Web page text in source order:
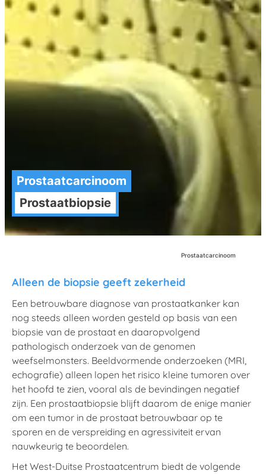
Prostaatcarcinoom
Prostaatbiopsie
Prostaatcarcinoom
Alleen de biopsie geeft zekerheid
Een betrouwbare diagnose van prostaatkanker kan
nog steeds alleen worden gesteld op basis van een
biopsie van de prostaat en daaropvolgend
pathologisch onderzoek van de genomen
weefselmonsters. Beeldvormende onderzoeken (MRI,
echografie) alleen lopen het risico kleine tumoren over
het hoofd te zien, vooral als de bevindingen negatief
zijn. Een prostaatbiopsie blijft daarom de enige manier
om een tumor in de prostaat betrouwbaar op te
sporen en de verspreiding en agressiviteit ervan
nauwkeurig te beoordelen.
Het West-Duitse Prostaatcentrum biedt de volgende